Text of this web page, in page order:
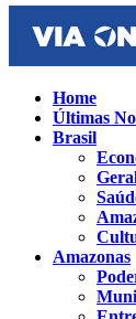
Home
Últimas
Brasil
Amazonas